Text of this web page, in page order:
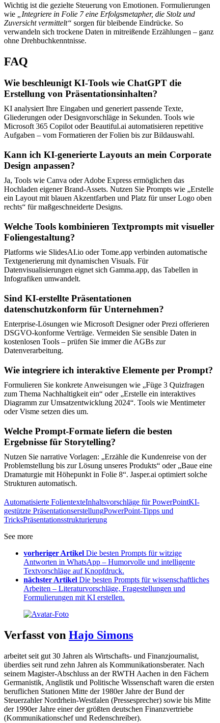
Wichtig ist die gezielte Steuerung von Emotionen. Formulierungen
wie
„Integriere in Folie 7 eine Erfolgsmetapher, die Stolz und
Zuversicht vermittelt“ sorgen für bleibende Eindrücke. So
verwandeln sich trockene Daten in mitreißende Erzählungen – ganz
ohne Drehbuchkenntnisse.
FAQ
Wie beschleunigt KI-Tools wie ChatGPT die
Erstellung von Präsentationsinhalten?
KI analysiert Ihre Eingaben und generiert passende Texte,
Gliederungen oder Designvorschläge in Sekunden. Tools wie
Microsoft 365 Copilot oder Beautiful.ai automatisieren repetitive
Aufgaben – vom Formatieren der Folien bis zur Bildauswahl.
Kann ich KI-generierte Layouts an mein Corporate
Design anpassen?
Ja, Tools wie Canva oder Adobe Express ermöglichen das
Hochladen eigener Brand-Assets. Nutzen Sie Prompts wie „Erstelle
ein Layout mit blauen Akzentfarben und Platz für unser Logo oben
rechts“ für maßgeschneiderte Designs.
Welche Tools kombinieren Textprompts mit visueller
Foliengestaltung?
Platforms wie SlidesAI.io oder Tome.app verbinden automatische
Textgenerierung mit dynamischen Visuals. Für
Datenvisualisierungen eignet sich Gamma.app, das Tabellen in
Infografiken umwandelt.
Sind KI-erstellte Präsentationen
datenschutzkonform für Unternehmen?
Enterprise-Lösungen wie Microsoft Designer oder Prezi offerieren
DSGVO-konforme Verträge. Vermeiden Sie sensible Daten in
kostenlosen Tools – prüfen Sie immer die AGBs zur
Datenverarbeitung.
Wie integriere ich interaktive Elemente per Prompt?
Formulieren Sie konkrete Anweisungen wie „Füge 3 Quizfragen
zum Thema Nachhaltigkeit ein“ oder „Erstelle ein interaktives
Diagramm zur Umsatzentwicklung 2024“. Tools wie Mentimeter
oder Visme setzen dies um.
Welche Prompt-Formate liefern die besten
Ergebnisse für Storytelling?
Nutzen Sie narrative Vorlagen: „Erzähle die Kundenreise von der
Problemstellung bis zur Lösung unseres Produkts“ oder „Baue eine
Dramaturgie mit Höhepunkt in Folie 8“. Jasper.ai optimiert solche
Strukturen automatisch.
Automatisierte FolientexteInhaltsvorschläge für PowerPointKI-
gestützte PräsentationserstellungPowerPoint-Tipps und
TricksPräsentationsstrukturierung
See more
vorheriger Artikel Die besten Prompts für witzige
Antworten in WhatsApp – Humorvolle und intelligente
Textvorschläge auf Knopfdruck.
nächster Artikel Die besten Prompts für wissenschaftliches
Arbeiten – Literaturvorschläge, Fragestellungen und
Formulierungen mit KI erstellen.
Verfasst von Hajo Simons
arbeitet seit gut 30 Jahren als Wirtschafts- und Finanzjournalist,
überdies seit rund zehn Jahren als Kommunikationsberater. Nach
seinem Magister-Abschluss an der RWTH Aachen in den Fächern
Germanistik, Anglistik und Politische Wissenschaft waren die ersten
beruflichen Stationen Mitte der 1980er Jahre der Bund der
Steuerzahler Nordrhein-Westfalen (Pressesprecher) sowie bis Mitte
der 1990er Jahre einer der größten deutschen Finanzvertriebe
(Kommunikationschef und Redenschreiber).